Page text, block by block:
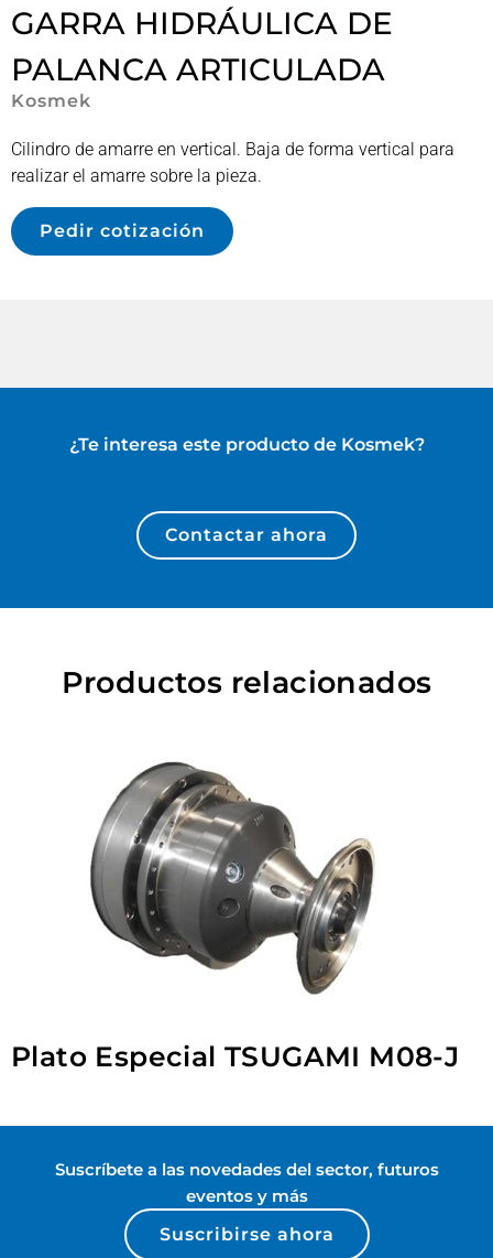
GARRA HIDRÁULICA DE
PALANCA ARTICULADA
Kosmek
Cilindro de amarre en vertical. Baja de forma vertical para
realizar el amarre sobre la pieza.
Pedir cotización
¿Te interesa este producto de Kosmek?
Contactar ahora
Productos relacionados
Plato Especial TSUGAMI M08-J
Suscríbete a las novedades del sector, futuros
eventos y más
Suscribirse ahora